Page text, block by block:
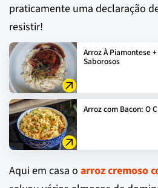
praticamente uma declaração
resistir!
Arroz À Piamontese
Saborosos
Arroz com Bacon: O
Aqui em casa o arroz cremoso